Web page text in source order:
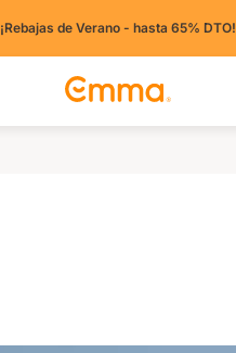
¡Rebajas de Verano - hasta 65% DTO!